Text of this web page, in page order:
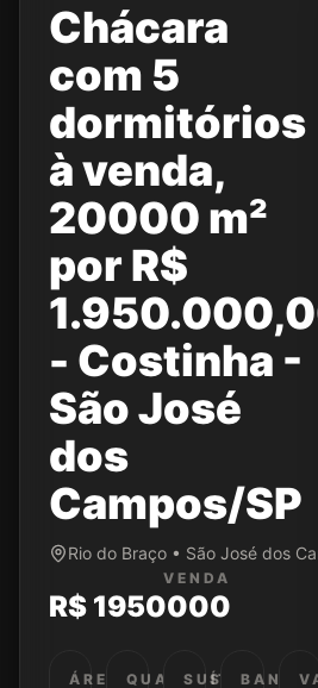
Chácara
com 5
dormitórios
à venda,
20000 m²
por R$
- Costinha -
São José
dos
Campos/SP
Rio do Braço • São José dos
VENDA
R$ 1950000
ÁREA QUARTOSSUÍTES